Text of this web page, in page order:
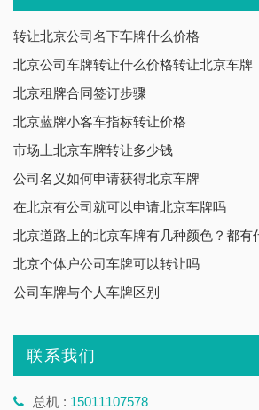
转让北京公司名下车牌什么价格
北京公司车牌转让什么价格转让北京车牌
北京租牌合同签订步骤
北京蓝牌小客车指标转让价格
市场上北京车牌转让多少钱
公司名义如何申请获得北京车牌
在北京有公司就可以申请北京车牌吗
北京道路上的北京车牌有几种颜色？都有
北京个体户公司车牌可以转让吗
公司车牌与个人车牌区别
联系我们
总机 : 15011107578